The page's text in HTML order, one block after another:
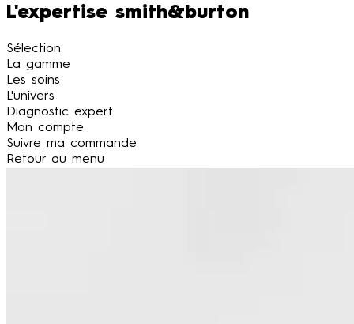
L'expertise smith&burton
Sélection
La gamme
Les soins
L'univers
Diagnostic expert
Mon compte
Suivre ma commande
Retour au menu